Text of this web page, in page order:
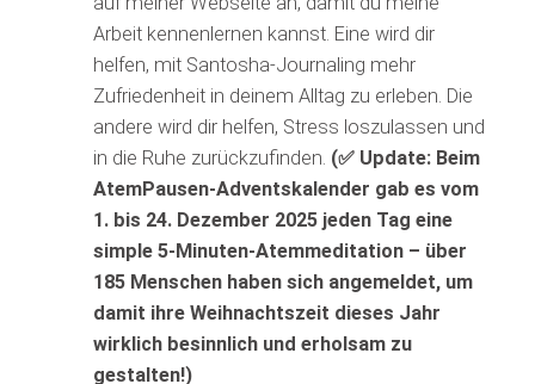
Arbeit kennenlernen kannst. Eine wird dir
helfen, mit Santosha-Journaling mehr
Zufriedenheit in deinem Alltag zu erleben. Die
andere wird dir helfen, Stress loszulassen und
in die Ruhe zurückzufinden. (✅ Update: Beim
AtemPausen-Adventskalender gab es vom
1. bis 24. Dezember 2025 jeden Tag eine
simple 5-Minuten-Atemmeditation – über
185 Menschen haben sich angemeldet, um
damit ihre Weihnachtszeit dieses Jahr
wirklich besinnlich und erholsam zu
gestalten!)